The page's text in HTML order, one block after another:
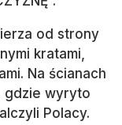
od strony
kratami,
Na ścianach
gdzie wyryto
Polacy.